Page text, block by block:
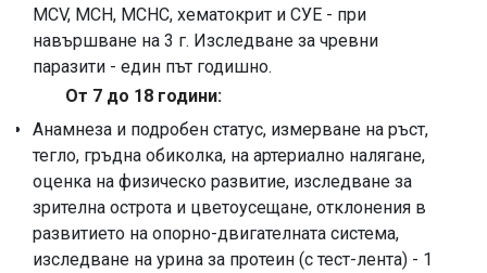
MCV, MCH, MCHC, хематокрит и СУЕ - при
навършване на 3 г. Изследване за чревни
паразити - един път годишно.
От 7 до 18 години:
Анамнеза и подробен статус, измерване на ръст,
тегло, гръдна обиколка, на артериално налягане,
оценка на физическо развитие, изследване за
зрителна острота и цветоусещане, отклонения в
развитието на опорно-двигателната система,
изследванe на урина за протеин (с тест-лента) - 1